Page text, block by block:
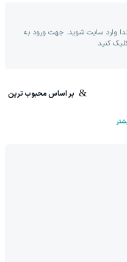
وارد سایت شوید. جهت ورود به
کنید
بر اساس محبوب ترین